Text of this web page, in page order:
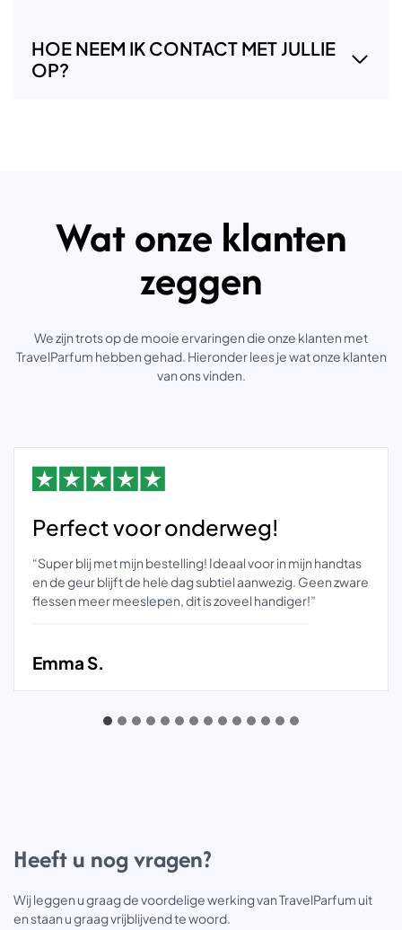
HOE NEEM IK CONTACT MET JULLIE
OP?
Wat onze klanten
zeggen
We zijn trots op de mooie ervaringen die onze klanten met
TravelParfum hebben gehad. Hieronder lees je wat onze klanten
van ons vinden.
Perfect voor onderweg!
“Super blij met mijn bestelling! Ideaal voor in mijn handtas
en de geur blijft de hele dag subtiel aanwezig. Geen zware
flessen meer meeslepen, dit is zoveel handiger!”
Emma S.
Heeft u nog vragen?
Wij leggen u graag de voordelige werking van TravelParfum uit
en staan u graag vrijblijvend te woord.